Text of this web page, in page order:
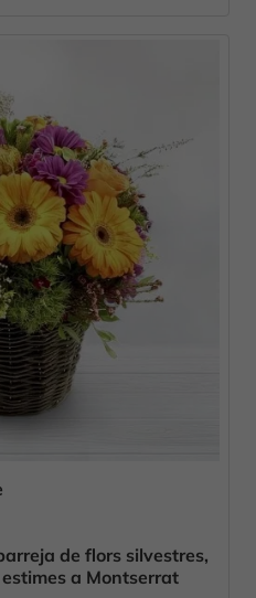
de flors silvestres,
a Montserrat